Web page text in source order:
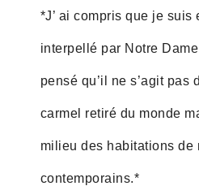
*J’ ai compris que je suis
interpellé par Notre
pensé qu’il ne s’agit pas
carmel retiré du monde
milieu des habitations de
contemporains.*